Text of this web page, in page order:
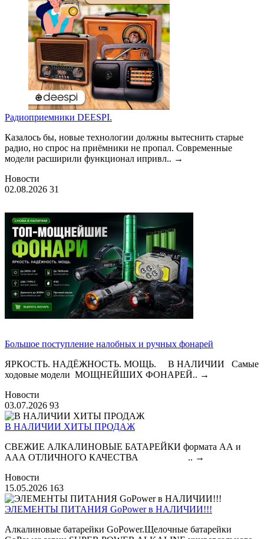
Радиоприемники DEESPI.
Казалось бы, новые технологии должны вытеснить старые
радио, но спрос на приёмники не пропал. Современные
модели расширили функционал ипривл.. →
Новости
02.08.2026 31
Большое поступление налобных и ручных фонарей
ЯРКОСТЬ. НАДЁЖНОСТЬ. МОЩЬ. В НАЛИЧИИ Самые
ходовые модели МОЩНЕЙШИХ ФОНАРЕЙ.. →
Новости
03.07.2026 93
В НАЛИЧИИ ХИТЫ ПРОДАЖ
СВЕЖИЕ АЛКАЛИНОВЫЕ БАТАРЕЙКИ формата АА и
ААА ОТЛИЧНОГО КАЧЕСТВА .. →
Новости
15.05.2026 163
ЭЛЕМЕНТЫ ПИТАНИЯ GoPower в НАЛИЧИИ!!!
Алкалиновые батарейки GoPower.Щелочные батарейки